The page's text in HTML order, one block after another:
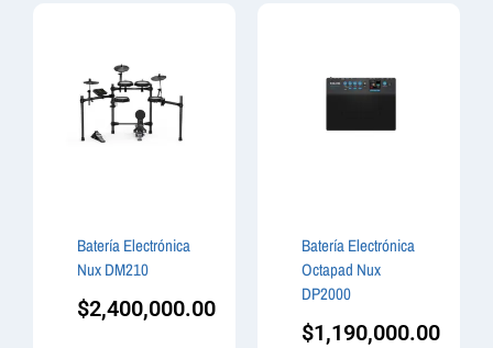
Batería Electrónica
Nux DM210
$2,400,000.00
Batería Electrónica
Octapad Nux
DP2000
$1,190,000.00